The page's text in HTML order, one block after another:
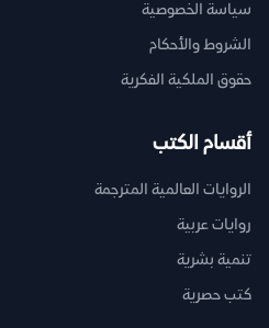
سياسة الخصوصية
الشروط والأحكام
حقوق الملكية الفكرية
أقسام الكتب
الروايات العالمية المترجمة
روايات عربية
تنمية بشرية
كتب حصرية